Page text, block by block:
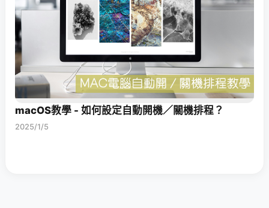
macOS教學 - 如何設定自動開機／關機排程？
2025/1/5